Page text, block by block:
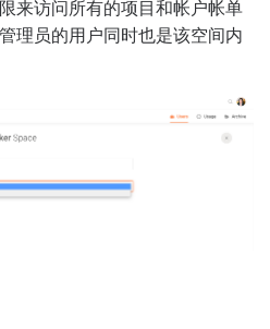
来访问所有的项目和帐户帐单
理员的用户同时也是该空间内